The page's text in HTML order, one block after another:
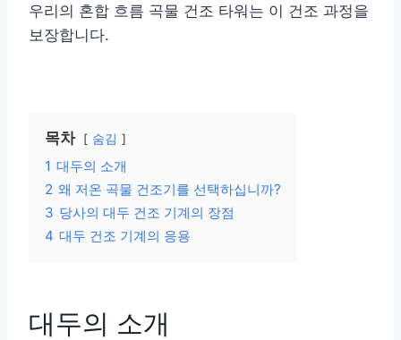
우리의 혼합 흐름 곡물 건조 타워는 이 건조 과정을
보장합니다.
목차 숨김
1 대두의 소개
2 왜 저온 곡물 건조기를 선택하십니까?
3 당사의 대두 건조 기계의 장점
4 대두 건조 기계의 응용
대두의 소개